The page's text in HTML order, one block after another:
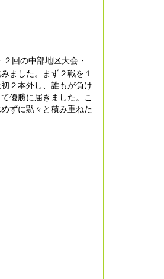
回の中部地区大会・
ました。まず２戦を１
２本外し、誰もが負け
優勝に届きました。こ
ずに黙々と積み重ねた